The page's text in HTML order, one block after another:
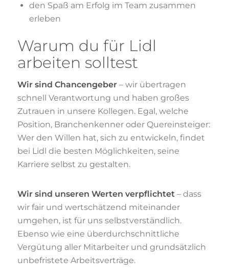
den Spaß am Erfolg im Team zusammen
erleben
Warum du für Lidl
arbeiten solltest
Wir sind Chancengeber– wir übertragen
schnell Verantwortung und haben großes
Zutrauen in unsere Kollegen. Egal, welche
Position, Branchenkenner oder Quereinsteiger:
Wer den Willen hat, sich zu entwickeln, findet
bei Lidl die besten Möglichkeiten, seine
Karriere selbst zu gestalten.
Wir sind unseren Werten verpflichtet – dass
wir fair und wertschätzend miteinander
umgehen, ist für uns selbstverständlich.
Ebenso wie eine überdurchschnittliche
Vergütung aller Mitarbeiter und grundsätzlich
unbefristete Arbeitsverträge.